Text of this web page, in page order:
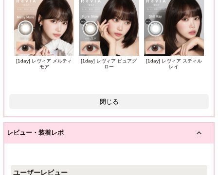
[1day] レヴィア メルティ
モア
[1day] レヴィア ピュアグ
ロー
[1day] レヴィア スティル
レイ
閉じる
レビュー・装着レポ
ユーザーレビュー